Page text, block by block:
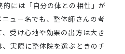
には「自分の体との相性」が
ニュー名でも、整体師さんの考
受け心地や効果の出方は大き
、実際に整体院を選ぶときのチ